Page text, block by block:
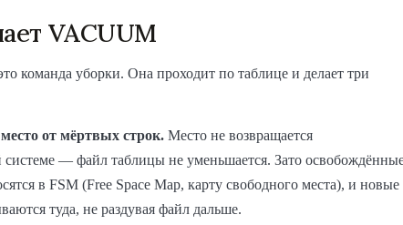
VACUUM
команда уборки. Она проходит по таблице и делает три
от мёртвых строк. Место не возвращается
системе — файл таблицы не уменьшается. Зато
в FSM (Free Space Map, карту свободного места), и новые
туда, не раздувая файл дальше.